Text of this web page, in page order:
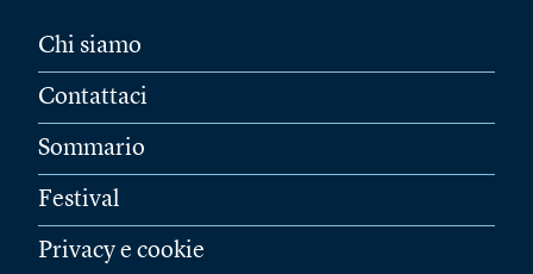
Chi siamo
Contattaci
Sommario
Festival
Privacy e cookie